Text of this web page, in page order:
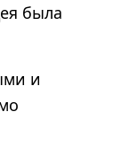
была
и